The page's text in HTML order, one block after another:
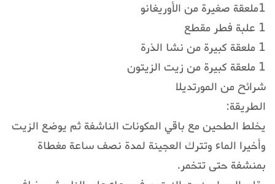
1ملعقة صغيرة من الأوريغانو
1 علبة فطر مقطع
1 ملعقة كبيرة من نشا الذرة
1 ملعقة كبيرة من زيت الزيتون
شرائح من المورتديلا
الطريقة:
يخلط الطحين مع باقي المكونات الناشفة ثم يوضع الزيت
وأخيرا الماء وتترك العجينة لمدة نصف ساعة مغطاة
بمنشفة حتى تتخمر.